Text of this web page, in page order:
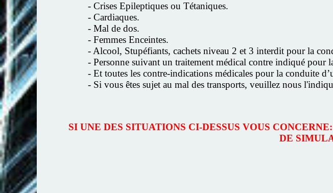
- Crises Epileptiques ou Tétaniques.
- Cardiaques.
- Mal de dos.
- Femmes Enceintes.
- Alcool, Stupéfiants, cachets niveau 2 et 3 interdit pour la
- Personne suivant un traitement médical contre indiqué pour
- Et toutes les contre-indications médicales pour la conduite
- Si vous êtes sujet au mal des transports, veuillez nous
SI UNE DES SITUATIONS CI-DESSUS VOUS
DE